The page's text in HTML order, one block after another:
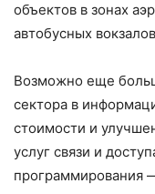
объектов в зонах
автобусных
Возможно еще
сектора в
стоимости и
услуг связи и
программирования